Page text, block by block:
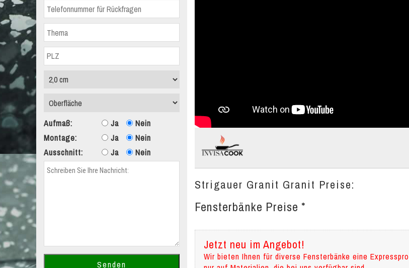
Strigauer Granit Granit Preise:
Fensterbänke Preise *
Jetzt neu im Angebot!
Wir bieten Ihnen für diverse Fensterbänke eine
Aufmaß: Ja
Nein
Montage:
Ja
Nein
Ausschnitt:
Ja Nein